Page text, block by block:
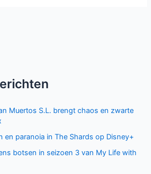
Muertos S.L. brengt chaos en zwarte
en paranoia in The Shards op Disney+
botsen in seizoen 3 van My Life with